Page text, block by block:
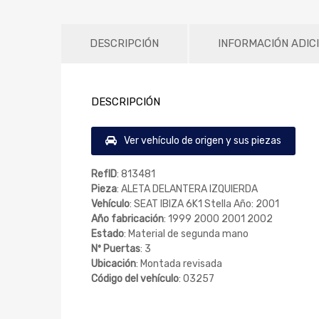
DESCRIPCIÓN INFORMACIÓN
DESCRIPCIÓN
Ver vehículo de origen y sus piezas
RefID: 813481
Pieza: ALETA DELANTERA IZQUIERDA
Vehículo: SEAT IBIZA 6K1 Stella Año: 2001
Año fabricación: 1999 2000 2001 2002
Estado: Material de segunda mano
Nº Puertas: 3
Ubicación: Montada revisada
Código del vehículo: 03257